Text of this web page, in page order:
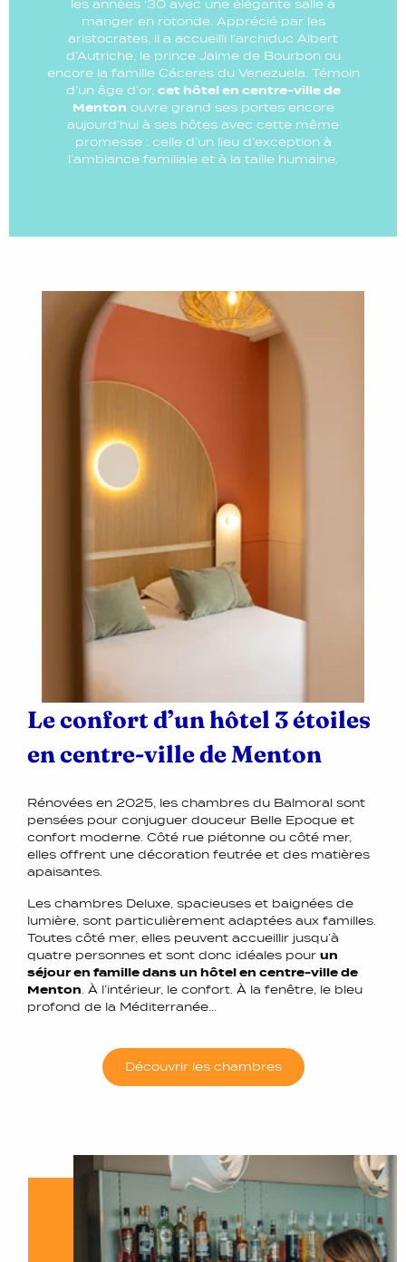
les années ‘30 avec une élégante salle à
manger en rotonde. Apprécié par les
aristocrates, il a accueilli l’archiduc Albert
d’Autriche, le prince Jaime de Bourbon ou
encore la famille Cáceres du Venezuela. Témoin
d’un âge d’or, cet hôtel en centre-ville de
Menton ouvre grand ses portes encore
aujourd’hui à ses hôtes avec cette même
promesse : celle d’un lieu d'exception à
l’ambiance familiale et à la taille humaine.
Le confort d’un hôtel 3 étoiles
en centre-ville de Menton
Rénovées en 2025, les chambres du Balmoral sont
pensées pour conjuguer douceur Belle Epoque et
confort moderne. Côté rue piétonne ou côté mer,
elles offrent une décoration feutrée et des matières
apaisantes.
Les chambres Deluxe, spacieuses et baignées de
lumière, sont particulièrement adaptées aux familles.
Toutes côté mer, elles peuvent accueillir jusqu’à
quatre personnes et sont donc idéales pour un
séjour en famille dans un hôtel en centre-ville de
Menton. À l’intérieur, le confort. À la fenêtre, le bleu
profond de la Méditerranée…
Découvrir les chambres